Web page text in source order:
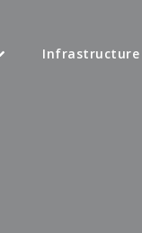
Infrastructure